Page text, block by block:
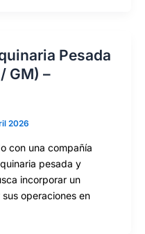
Pesada
GM) –
2026
con una compañía
pesada y
incorporar un
operaciones en